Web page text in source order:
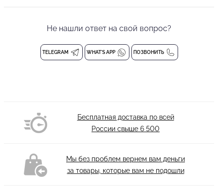
Состав: 94% полиэстер, 6% лайкра
Не нашли ответ на свой вопрос?
TELEGRAM WHAT'S APP ПОЗВОНИТЬ
Бесплатная доставка по всей
России свыше 6 500
Мы без проблем вернем вам деньги
за товары, которые вам не подошли